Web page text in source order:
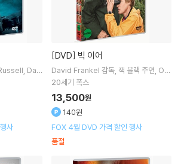
Dan
사
[DVD] 빅 이어
David Frankel 감독 잭 블랙 주연 Ow
en Wilson
20세기 폭스
13,500원
140원
FOX 4월 DVD 가격 할인 행사
품절